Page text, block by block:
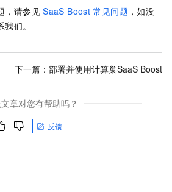
，请参见 SaaS Boost 常见问题 ，如没
们。
下一篇： 部署并使用计算巢SaaS Boost
章对您有帮助吗？
反馈